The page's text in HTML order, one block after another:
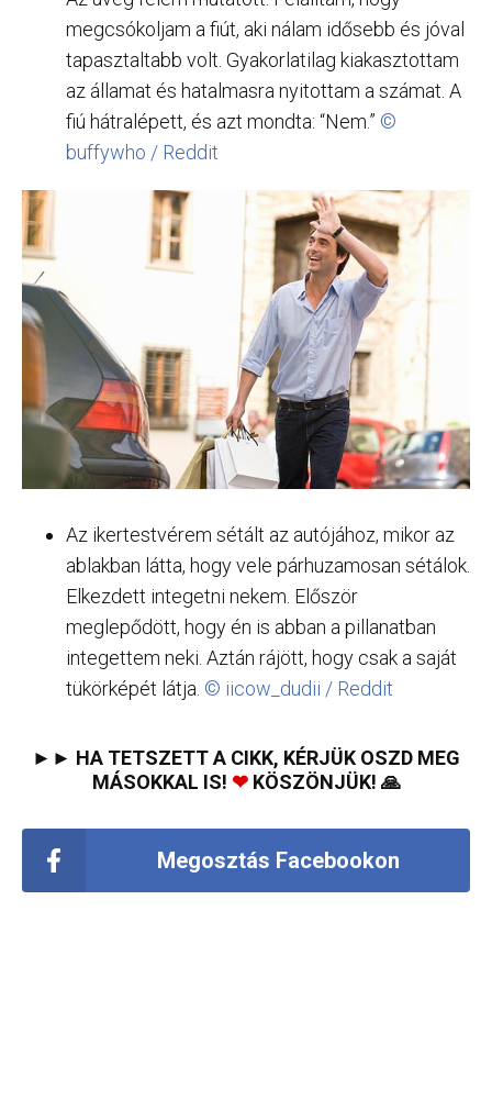
megcsókoljam a fiút, aki nálam idősebb és jóval
tapasztaltabb volt. Gyakorlatilag kiakasztottam
az államat és hatalmasra nyitottam a számat. A
fiú hátralépett, és azt mondta: “Nem.” ©
buffywho / Reddit
Az ikertestvérem sétált az autójához, mikor az
ablakban látta, hogy vele párhuzamosan sétálok.
Elkezdett integetni nekem. Először
meglepődött, hogy én is abban a pillanatban
integettem neki. Aztán rájött, hogy csak a saját
tükörképét látja. © iicow_dudii / Reddit
►► HA TETSZETT A CIKK, KÉRJÜK OSZD MEG
MÁSOKKAL IS! ❤KÖSZÖNJÜK! 🙏
Megosztás Facebookon